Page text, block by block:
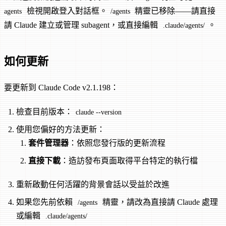
agents
檢視開啟登入對話框。 /agents 精靈已移除——請直接
請 Claude 建立或管理 subagent，或直接編輯
.claude/agents/ 。
如何更新
要更新到 Claude Code v2.1.198：
檢查目前版本： claude --version
使用您偏好的方法更新：
套件管理器 ：依照您發行版的更新流程
直接下載 ：造訪發布頁面取得平台特定的執行檔
重新啟動任何活躍的背景會話以受益於改進
如果您先前依賴 /agents
精靈，請改為直接請 Claude 處理
或編輯
.claude/agents/